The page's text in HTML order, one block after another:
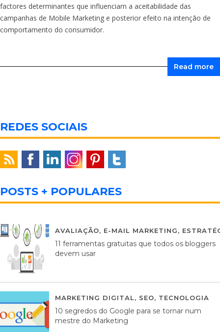
factores determinantes que influenciam a aceitabilidade das
campanhas de Mobile Marketing e posterior efeito na intenção de
comportamento do consumidor.
Read more
REDES SOCIAIS
POSTS + POPULARES
AVALIAÇÃO, E-MAIL MARKETING,
11 ferramentas gratuitas que todos os bloggers
devem usar
MARKETING DIGITAL, SEO, TECNOLOGIA
10 segredos do Google para se tornar num
mestre do Marketing